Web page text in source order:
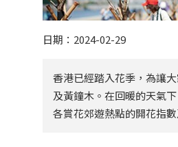
日期：2024-02-29
香港已經踏入花季，為讓
及黃鐘木。在回暖的天氣
各賞花郊遊熱點的開花指